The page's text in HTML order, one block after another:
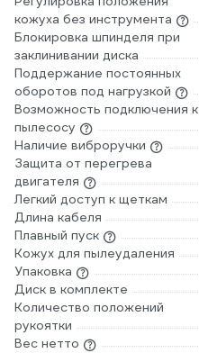
кожуха без инструмента
Блокировка шпинделя при
заклинивании диска
Поддержание постоянных
оборотов под нагрузкой
Возможность подключения к
пылесосу
Наличие виброручки
Защита от перегрева
двигателя
Легкий доступ к щеткам
Длина кабеля
Плавный пуск
Кожух для пылеудаления
Упаковка
Диск в комплекте
Количество положений
рукоятки
Вес нетто